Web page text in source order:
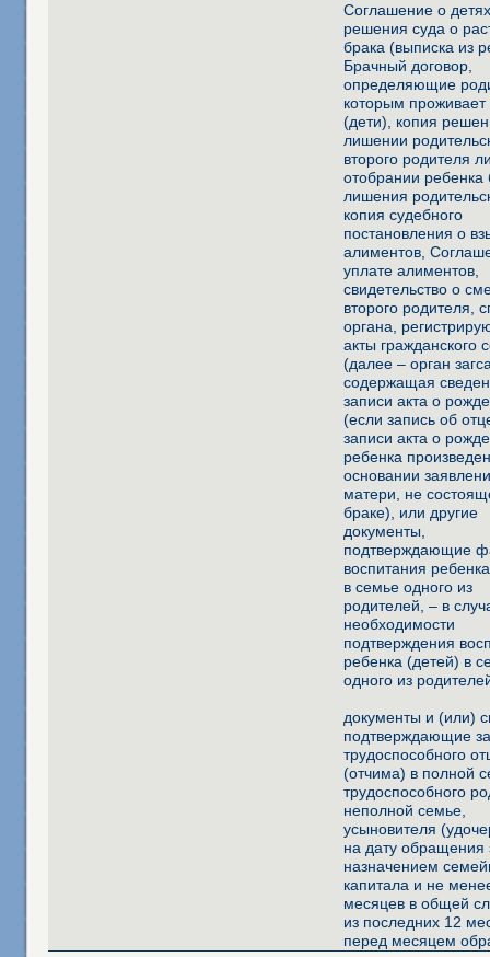
Соглашение о
решения суда о
брака (выписка из
Брачный договор,
определяющие
которым проживает
(дети), копия
лишении
второго родителя
отобрании ребенка
лишения
копия судебного
постановления о
алиментов,
уплате алиментов,
свидетельство о
второго родителя,
органа,
акты гражданского
(далее – орган
содержащая
записи акта о
(если запись об
записи акта о
ребенка
основании
матери, не
браке), или другие
документы,
подтверждающие
воспитания
в семье одного из
родителей, – в
необходимости
подтверждения
ребенка (детей) в
одного из
документы и (или)
подтверждающие
трудоспособного
(отчима) в полной
трудоспособного
неполной семье,
усыновителя
на дату обращения
назначением
капитала и не
месяцев в общей
из последних 12
перед месяцем